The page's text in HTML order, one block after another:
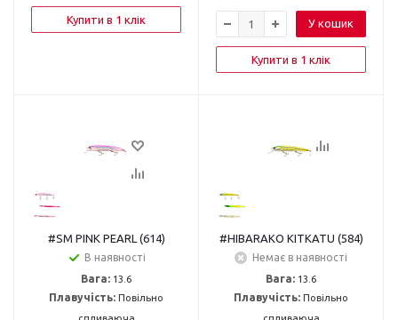
Купити в 1 клік У кошик
Купити в 1 клік
#SM PINK PEARL (614)
В наявності
Вага: 13.6
Плавучість: Повільно
#HIBARAKO KITKATU (584)
Немає в наявності
Вага: 13.6
Плавучість: Повільно